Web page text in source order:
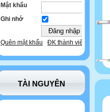
Mật khẩu
Ghi nhớ
Quên mật khẩu ĐK thành viên
TÀI NGUYÊN